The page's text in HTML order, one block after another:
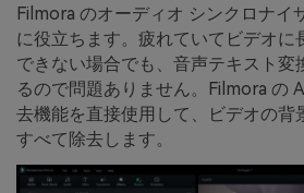
Filmora のオーディオ シンクロナイ
に役立ちます。疲れていてビデオに
できない場合でも、音声テキスト変
るので問題ありません。Filmora の
去機能を直接使用して、ビデオの背
すべて除去します。